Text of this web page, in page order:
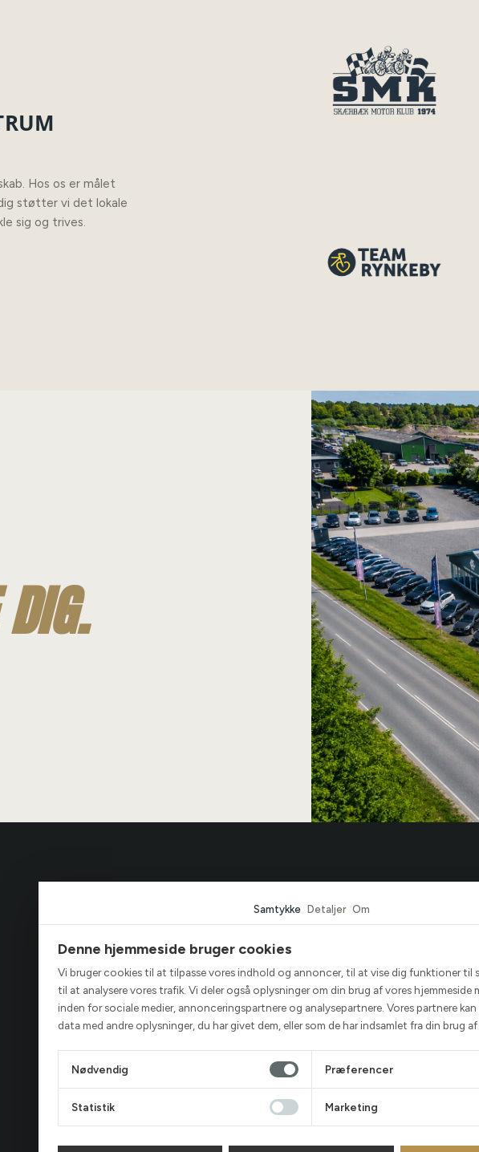
Hos os er målet
støtter vi det lokale
sig og trives.
Ydelser
Værksted
Hvorfor TBC
Hvordan forløber et køb
Team
Se alle biler
Audi
Mercedes
Volkswagen
Samtykke Detaljer Om
Denne hjemmeside bruger cookies
Vi bruger cookies til at tilpasse vores indhold og annoncer, til at vise dig funktioner til
til at analysere vores trafik. Vi deler også oplysninger om din brug af vores hjemmeside
inden for sociale medier, annonceringspartnere og analysepartnere. Vores partnere kan
data med andre oplysninger, du har givet dem, eller som de har indsamlet fra din brug
Nødvendig Præferencer
Statistik Marketing